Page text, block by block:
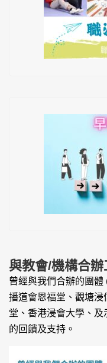
與教會/機構合辦
曾經與我們合辦的團體
播道會恩福堂、觀塘
堂、香港浸會大學、
的回饋及支持。